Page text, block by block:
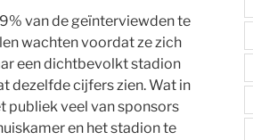
van de geïnterviewden te
wachten voordat ze zich
een dichtbevolkt stadion
dezelfde cijfers zien. Wat in
publiek veel van sponsors
en het stadion te